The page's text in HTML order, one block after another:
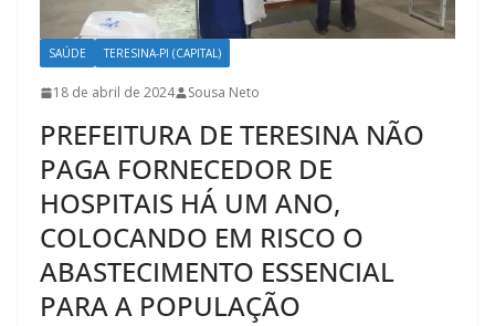
SAÚDE TERESINA-PI (CAPITAL)
18 de abril de 2024 Sousa Neto
PREFEITURA DE TERESINA NÃO
PAGA FORNECEDOR DE
HOSPITAIS HÁ UM ANO,
COLOCANDO EM RISCO O
ABASTECIMENTO ESSENCIAL
PARA A POPULAÇÃO